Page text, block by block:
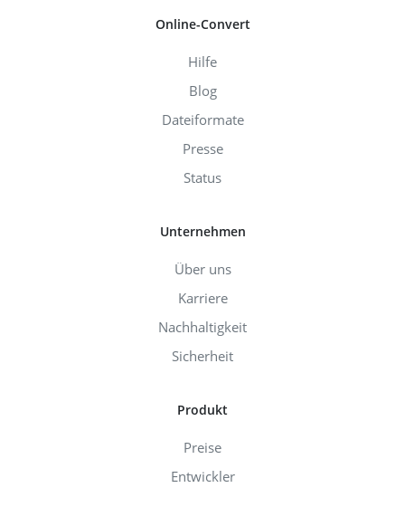
Online-Convert
Hilfe
Blog
Dateiformate
Presse
Status
Unternehmen
Über uns
Karriere
Nachhaltigkeit
Sicherheit
Produkt
Preise
Entwickler